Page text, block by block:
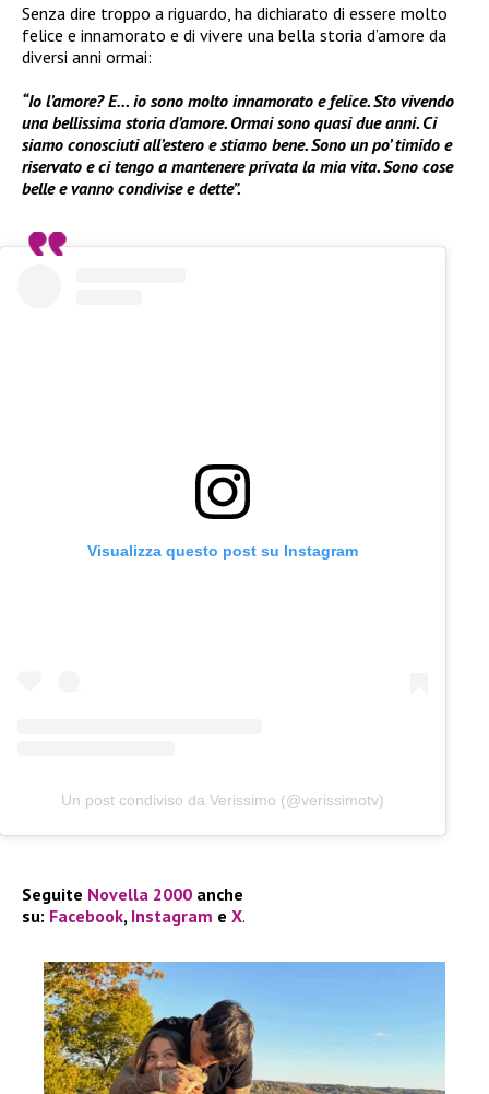
Senza dire troppo a riguardo, ha dichiarato di essere molto
felice e innamorato e di vivere una bella storia d’amore da
diversi anni ormai:
“Io l’amore? E… io sono molto innamorato e felice. Sto vivendo
una bellissima storia d’amore. Ormai sono quasi due anni. Ci
siamo conosciuti all’estero e stiamo bene. Sono un po’ timido e
riservato e ci tengo a mantenere privata la mia vita. Sono cose
belle e vanno condivise e dette”.
Visualizza questo post su Instagram
Un post condiviso da Verissimo (@verissimotv)
Seguite Novella 2000 anche
su: Facebook, Instagram e X.